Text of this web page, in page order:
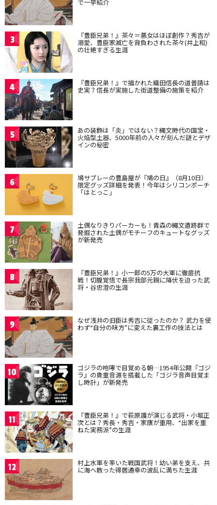
で一挙紹介
3 『豊臣兄弟！』茶々＝悪女はほぼ創作？秀吉が
溺愛、豊臣家滅亡を背負わされた茶々(井上和)
の壮絶すぎる生涯
4 『豊臣兄弟！』で描かれた織田信長の道普請は
史実？信長が実施した街道整備の施策を紹介
5 あの装飾は「炎」ではない？縄文時代の国宝・
火焔型土器、5000年前の人々が刻んだ謎とデザ
インの秘密
6 鳩サブレーの豊島屋が『鳩の日』（8月10日）
限定グッズ詳細を発表！今年はシリコンポーチ
「はとっこ」
7 土偶なりきりパーカーも！青森の縄文遺跡群で
発掘された土偶がモチーフのキュートなグッズ
が新発売
8 『豊臣兄弟！』小一郎の5万の大軍に徹底抗
戦！切腹覚悟で長宗我部元親に降伏を迫った武
将・谷忠澄の生涯
9 なぜ浅井の旧臣は秀吉に従ったのか？ 武力を使
わず“自分の味方”に変えた裏工作の技法とは
10 ゴジラの咆哮で目覚める朝…1954年公開『ゴジ
ラ』の貴重音源を搭載した「ゴジラ音声目覚ま
し時計」が新発売
11 『豊臣兄弟！』で萩原護が演じる武将・小堀正
次とは？秀長・秀吉・家康が重用、“出家を重
ねた実務派”の生涯
12 村上水軍を率いた戦国武将！幼い弟を支え、共
に海へ散った得居通幸の波乱に満ちた生涯